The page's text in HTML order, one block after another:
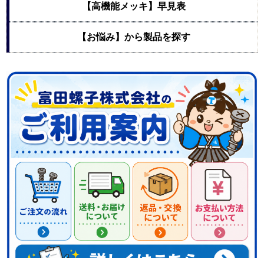
【高機能メッキ】早見表
【お悩み】から製品を探す